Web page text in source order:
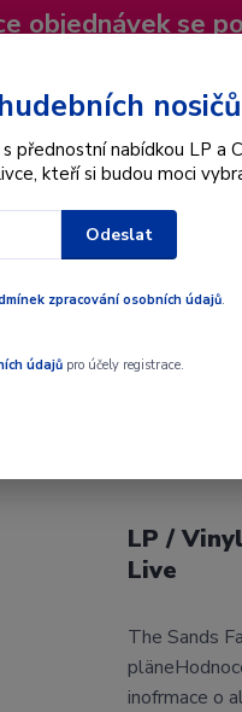
objednávek se
Hledat
LP /
Live
The Sands
inofrmace o
nosičů
přednostní nabídkou LP a
kteří si budou moci
Odeslat
zpracování osobních údajů.
údajůpro účely registrace.